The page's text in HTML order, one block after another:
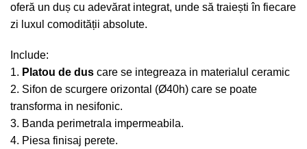
oferă un duș cu adevărat integrat, unde să traiești în fiecare
zi luxul comodității absolute.
Include:
1. Platou de dus care se integreaza in materialul ceramic
2. Sifon de scurgere orizontal (Ø40h) care se poate
transforma in nesifonic.
3. Banda perimetrala impermeabila.
4. Piesa finisaj perete.